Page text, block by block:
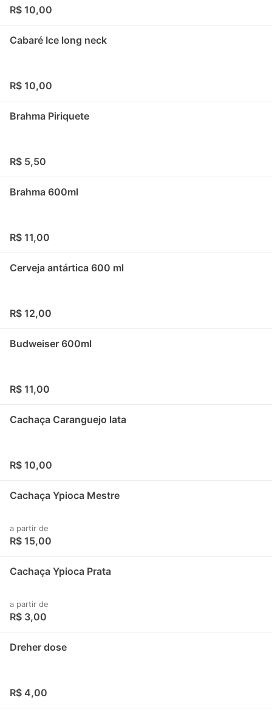
R$ 10,00
Cabaré Ice long neck
R$ 10,00
Brahma Piriquete
R$ 5,50
Brahma 600ml
R$ 11,00
Cerveja antártica 600 ml
R$ 12,00
Budweiser 600ml
R$ 11,00
Cachaça Caranguejo lata
R$ 10,00
Cachaça Ypioca Mestre
a partir de
R$ 15,00
Cachaça Ypioca Prata
a partir de
R$ 3,00
Dreher dose
R$ 4,00